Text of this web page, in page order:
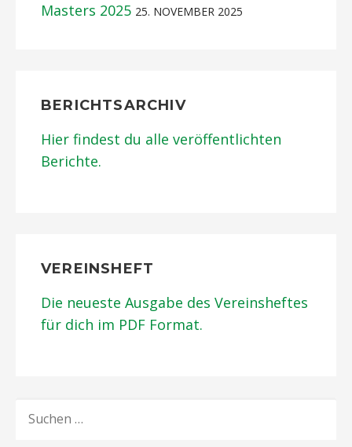
Masters 2025 25. NOVEMBER 2025
BERICHTSARCHIV
Hier findest du alle veröffentlichten
Berichte.
VEREINSHEFT
Die neueste Ausgabe des Vereinsheftes
für dich im PDF Format.
NACH: